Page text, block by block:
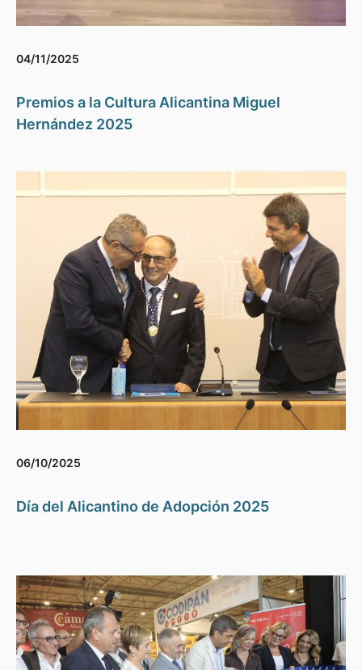
04/11/2025
Premios a la Cultura Alicantina Miguel
Hernández 2025
06/10/2025
Día del Alicantino de Adopción 2025